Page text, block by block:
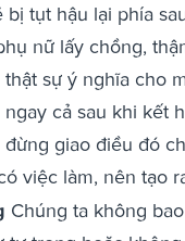
bị tụt hậu lại phía
nữ lấy chồng,
thật sự ý nghĩa cho
cả sau khi kết
đừng giao điều đó
việc làm, nên tạo
Chúng ta không